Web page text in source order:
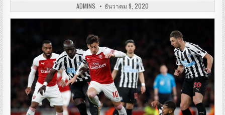
ADMINS ธันวาคม 9, 2020